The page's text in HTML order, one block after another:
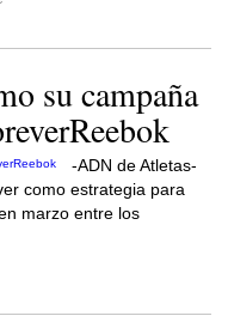
su campaña
-ADN de Atletas-
como estrategia para
marzo entre los